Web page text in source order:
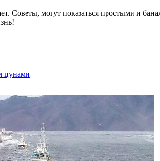
Советы, могут показаться простыми и
цунами